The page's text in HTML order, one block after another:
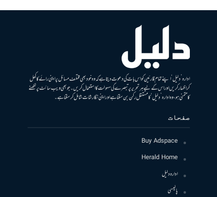
ادارہ ’دلیل‘ اپنے تمام قارئین کو اس بات کی دعوت دیتا ہے کہ وہ خود بھی مختلف مسائل پر اپنی رائے کا کھل
کر اظہار کریں اور اس کے لیے ہر تحریر پر تبصرے کی سہولت کا استعمال کریں۔ جو بھی ویب سائٹ پر لکھنے
کا متمنی ہو، وہ ادارہ ’دلیل‘ کا مستقل رکن بن سکتا ہے اور اپنی نگارشات شامل کرسکتا ہے۔
صفحات
Buy Adspace
Herald Home
ادارہ دلیل
پالیسی